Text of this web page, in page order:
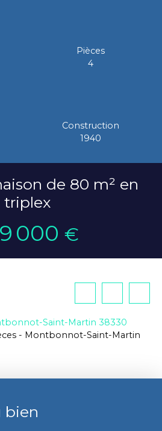
Pièces
4
Construction
1940
de 80 m² en
triplex
000 €
Saint-Martin 38330
- Montbonnot-Saint-Martin
bien